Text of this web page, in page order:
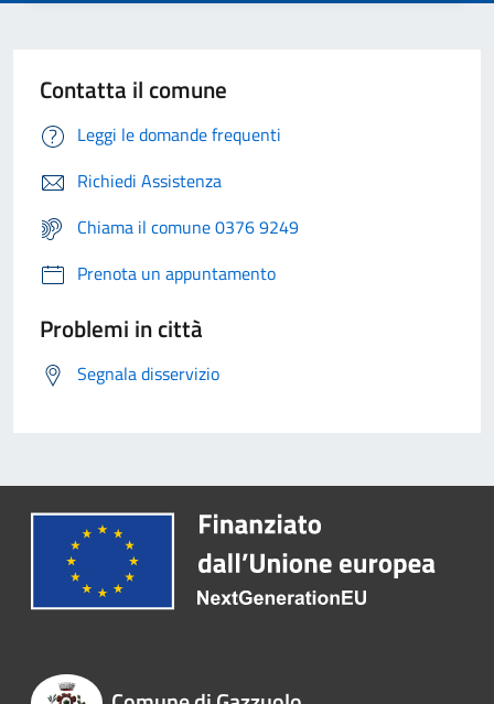
Contatta il comune
Leggi le domande frequenti
Richiedi Assistenza
Chiama il comune 0376 9249
Prenota un appuntamento
Problemi in città
Segnala disservizio